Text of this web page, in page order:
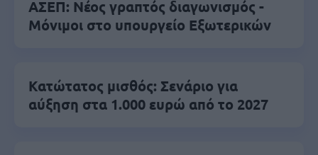
ΑΣΕΠ: Νέος γραπτός διαγωνισμός -
Μόνιμοι στο υπουργείο Εξωτερικών
Κατώτατος μισθός: Σενάριο για
αύξηση στα 1.000 ευρώ από το 2027